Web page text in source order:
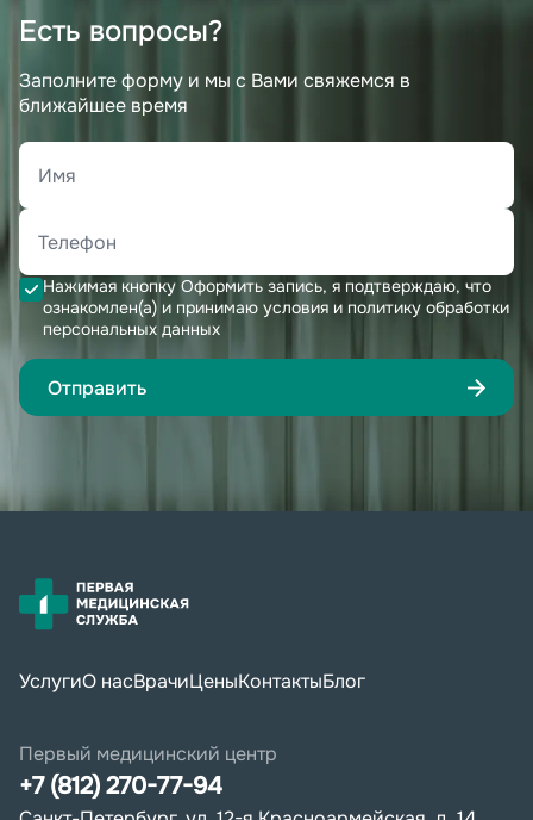
Есть вопросы?
Заполните форму и мы с Вами свяжемся в
ближайшее время
Нажимая кнопку Оформить запись, я подтверждаю, что
ознакомлен(а) и принимаю условия и политику обработки
персональных данных
Отправить
УслугиО насВрачиЦеныКонтактыБлог
Первый медицинский центр
+7 (812) 270-77-94